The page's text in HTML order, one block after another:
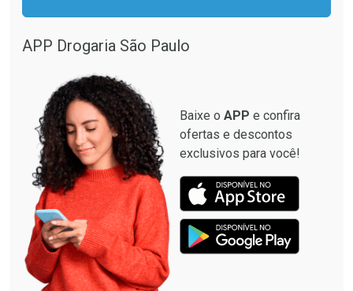
APP Drogaria São Paulo
Baixe o APP e confira
ofertas e descontos
exclusivos para você!